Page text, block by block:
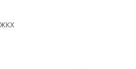
ЖКХ